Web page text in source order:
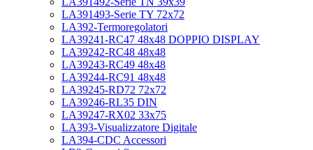
LA391493-Serie TY 72x72
LA392-Termoregolatori
LA39241-RC47 48x48 DOPPIO DISPLAY
LA39242-RC48 48x48
LA39243-RC49 48x48
LA39244-RC91 48x48
LA39245-RD72 72x72
LA39246-RL35 DIN
LA39247-RX02 33x75
LA393-Visualizzatore Digitale
LA394-CDC Accessori